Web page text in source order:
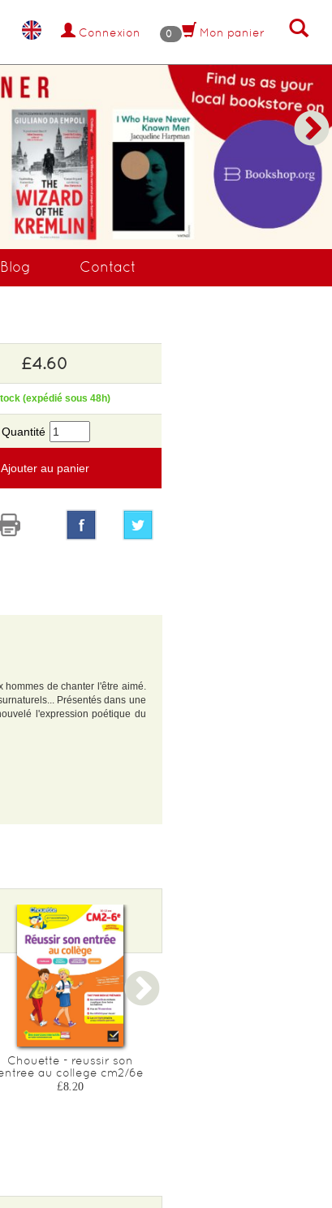
Connexion 0 Mon panier
Blog Contact
£4.60
(expédié sous 48h)
Quantité
Ajouter au panier
de chanter l'être aimé.
Présentés dans une
l'expression poétique du
Chouette - reussir son
au college cm2/6e
£8.20